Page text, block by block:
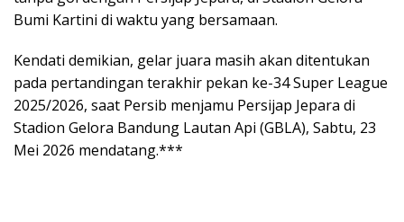
Bumi Kartini di waktu yang bersamaan.
Kendati demikian, gelar juara masih akan ditentukan
pada pertandingan terakhir pekan ke-34 Super League
2025/2026, saat Persib menjamu Persijap Jepara di
Stadion Gelora Bandung Lautan Api (GBLA), Sabtu, 23
Mei 2026 mendatang.***